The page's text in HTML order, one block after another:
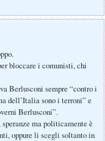
bloccare i comunisti, chi
Berlusconi sempre “contro i
dell’Italia sono i terroni” e
Berlusconi”.
ma politicamente è
oppure li scegli soltanto in